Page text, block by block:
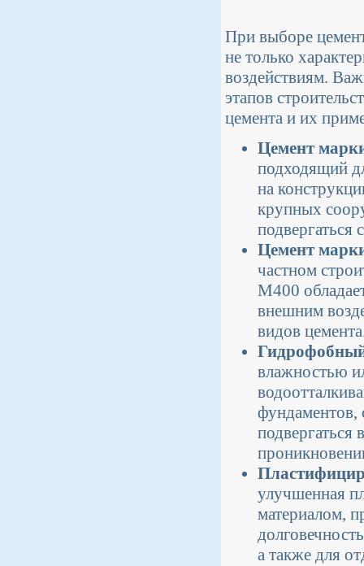
При выборе
не только
воздействиям.
этапов
цемента и их
Цемент
подходящий
на
крупных
Цемент
частном
М400
внешним
видов
влажностью
фундаментов,
подвергаться
улучшенная
материалом,
а также для